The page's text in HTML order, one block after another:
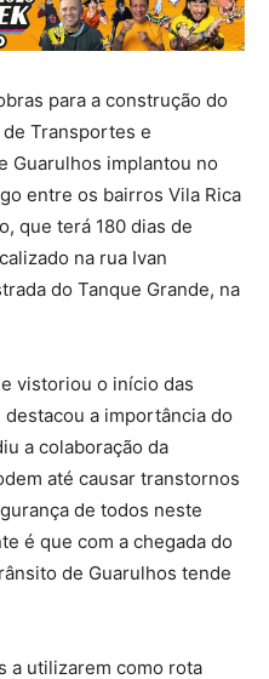
para a construção do
Transportes e
Guarulhos implantou no
entre os bairros Vila Rica
que terá 180 dias de
na rua Ivan
do Tanque Grande, na
vistoriou o início das
a importância do
a colaboração da
até causar transtornos
de todos neste
é que com a chegada do
de Guarulhos tende
a utilizarem como rota